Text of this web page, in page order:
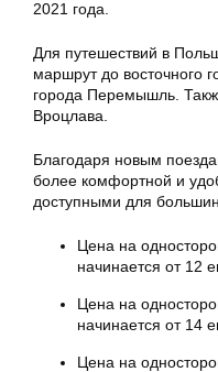
2021 года.
Для путешествий в
маршрут до восточного
города Перемышль.
Вроцлава.
Благодаря новым
более комфортной и
доступными для
Цена на
начинается от 12
Цена на
начинается от 14
Цена на